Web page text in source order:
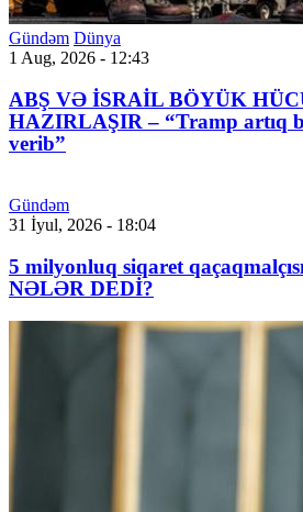
Gündəm Dünya
1 Aug, 2026 - 12:43
ABŞ VƏ İSRAİL BÖYÜK
HAZIRLAŞIR – “Tramp artıq
verib”
Gündəm
31 İyul, 2026 - 18:04
5 milyonluq siqaret
NƏLƏR DEDİ?